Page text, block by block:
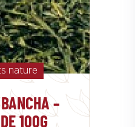
nature
–
100G